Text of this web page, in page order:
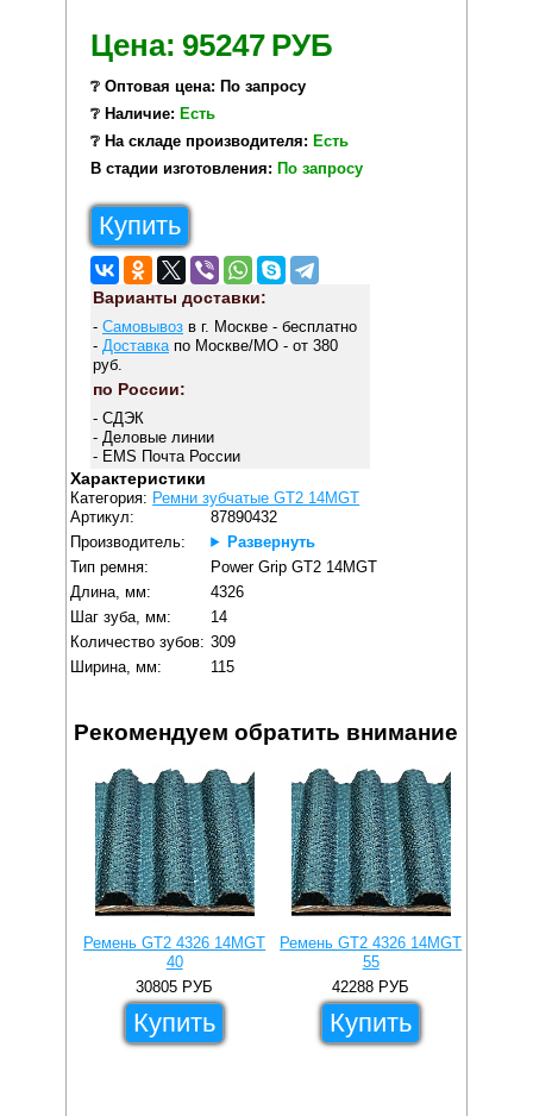
Цена: 95247 РУБ
❔ Оптовая цена: По запросу
❔ Наличие: Есть
❔ На складе производителя: Есть
В стадии изготовления: По запросу
Купить
Варианты доставки:
- Самовывозв г. Москве - бесплатно
- Доставкапо Москве/МО - от 380
руб.
по России:
- СДЭК
- Деловые линии
- EMS Почта России
Характеристики
Категория: Ремни зубчатые GT2 14MGT
Артикул:
87890432
Производитель:
Развернуть
Тип ремня:
Power Grip GT2 14MGT
Длина, мм:
4326
Шаг зуба, мм:
14
Количество зубов: 309
Ширина, мм:
115
Рекомендуем обратить внимание
Ремень GT2 4326 14MGT
40
30805 РУБ
Купить
Ремень GT2 4326 14MGT
55
42288 РУБ
Купить